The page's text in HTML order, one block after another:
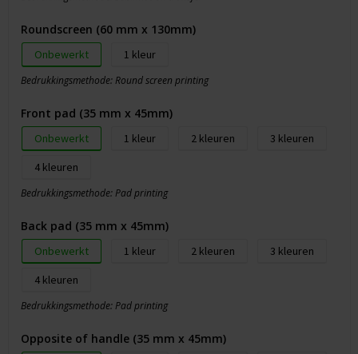
Roundscreen (60 mm x 130mm)
Onbewerkt 1
Bedrukkingsmethode: Round screen printing
Front pad (35 mm x 45mm)
Onbewerkt 1 2
3
4
Bedrukkingsmethode: Pad printing
Back pad (35 mm x 45mm)
Onbewerkt 1 2
3
4
Bedrukkingsmethode: Pad printing
Opposite of handle (35 mm x 45mm)